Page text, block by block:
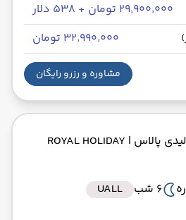
۲۹٬۹۰۰٬۰۰۰ تومان + ۵۳۸ دلار
۳۲٬۹۹۰٬۰۰۰ تومان
مشاوره و رزرو رایگان
پالاس | ROYAL HOLIDAY
6 شب UALL